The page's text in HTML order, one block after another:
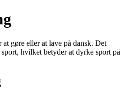
gøre eller at lave på dansk. Det
hvilket betyder at dyrke sport på